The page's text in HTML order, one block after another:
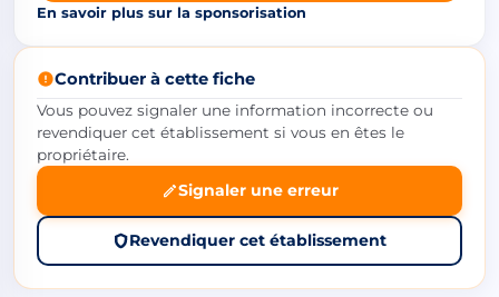
En savoir plus sur la sponsorisation
Contribuer à cette fiche
Vous pouvez signaler une information incorrecte ou
revendiquer cet établissement si vous en êtes le
propriétaire.
Signaler une erreur
Revendiquer cet établissement